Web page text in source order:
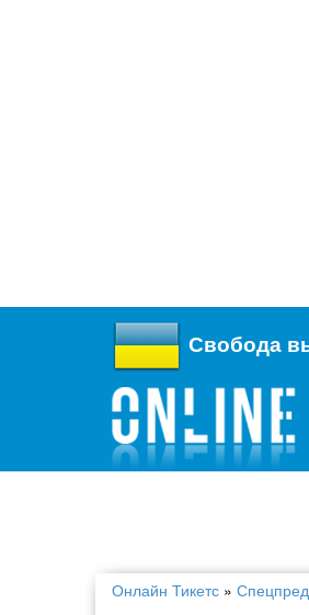
Свобода
Онлайн Тикетс »